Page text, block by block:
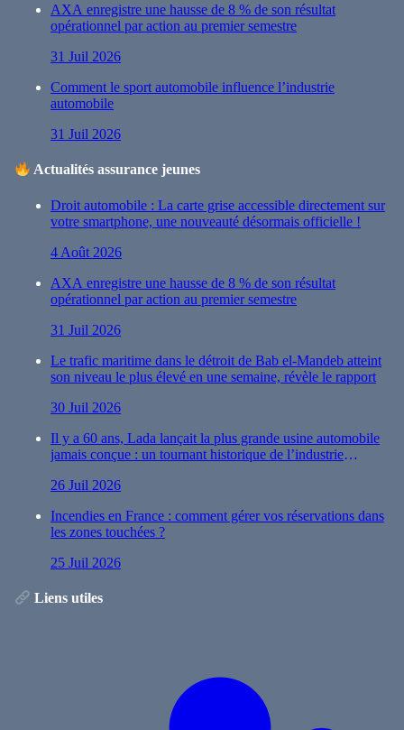
AXA enregistre une hausse de 8 % de son résultat
opérationnel par action au premier semestre
31 Juil 2026
Comment le sport automobile influence l’industrie
automobile
31 Juil 2026
Actualités assurance jeunes
Droit automobile : La carte grise accessible directement sur
votre smartphone, une nouveauté désormais officielle !
4 Août 2026
AXA enregistre une hausse de 8 % de son résultat
opérationnel par action au premier semestre
31 Juil 2026
Le trafic maritime dans le détroit de Bab el-Mandeb atteint
son niveau le plus élevé en une semaine, révèle le rapport
30 Juil 2026
Il y a 60 ans, Lada lançait la plus grande usine automobile
jamais conçue : un tournant historique de l’industrie
26 Juil 2026
Incendies en France : comment gérer vos réservations dans
les zones touchées ?
25 Juil 2026
Liens utiles